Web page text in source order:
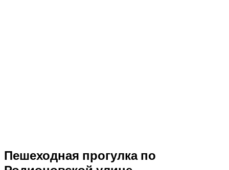
Пешеходная прогулка по